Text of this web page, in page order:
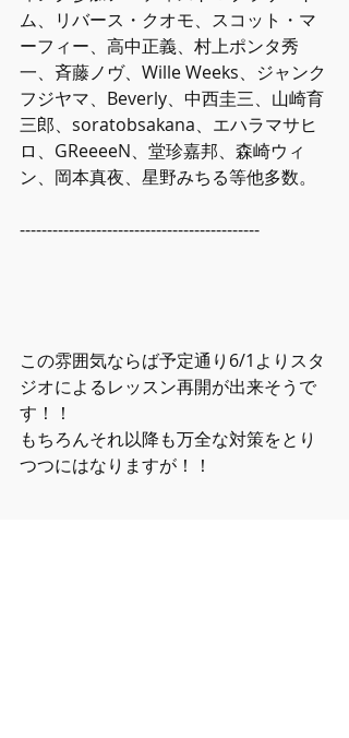
ム、リバース・クオモ、スコット・マ
ーフィー、高中正義、村上ポンタ秀
一、斉藤ノヴ、Wille Weeks、ジャンク
フジヤマ、Beverly、中西圭三、山崎育
三郎、soratobsakana、エハラマサヒ
ロ、GReeeeN、堂珍嘉邦、森崎ウィ
ン、岡本真夜、星野みちる等他多数。
--------------------------------------------
この雰囲気ならば予定通り6/1よりスタ
ジオによるレッスン再開が出来そうで
す！！
もちろんそれ以降も万全な対策をとり
つつにはなりますが！！